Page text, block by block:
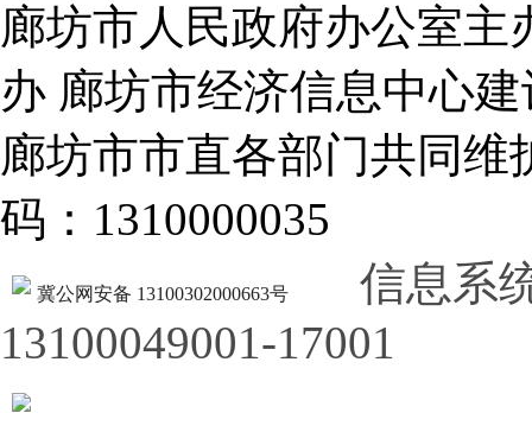
廊坊市人民政府办公室
办 廊坊市经济信息中心建
廊坊市市直各部门共同
码：1310000035
冀公网安备 13100302000663号
信息系
13100049001-17001